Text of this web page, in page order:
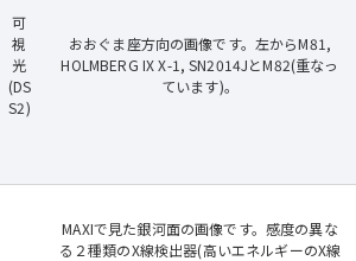
可
視
光
(DS
S2)
おおぐま座方向の画像です。左からM81,
HOLMBERG IX X-1, SN2014JとM82(重なっ
ています)。
MAXIで見た銀河面の画像です。感度の異な
る２種類のX線検出器(高いエネルギーのX線